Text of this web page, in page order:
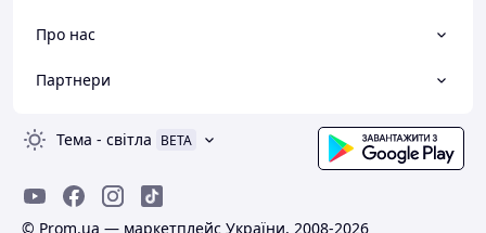
Про нас
Партнери
Тема - світла BETA
© Prom.ua — маркетплейс України, 2008-2026